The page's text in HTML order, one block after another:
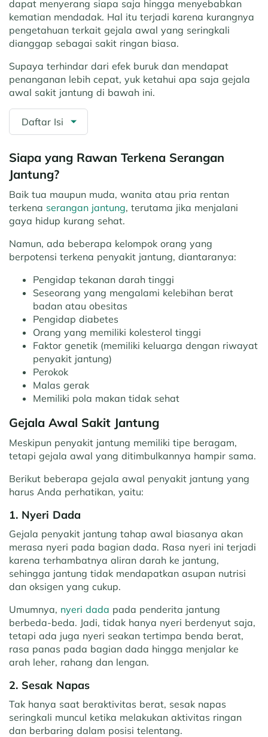
dapat menyerang siapa saja hingga menyebabkan
kematian mendadak. Hal itu terjadi karena kurangnya
pengetahuan terkait gejala awal yang seringkali
dianggap sebagai sakit ringan biasa.
Supaya terhindar dari efek buruk dan mendapat
penanganan lebih cepat, yuk ketahui apa saja gejala
awal sakit jantung di bawah ini.
Daftar Isi
Siapa yang Rawan Terkena Serangan
Jantung?
Baik tua maupun muda, wanita atau pria rentan
terkena serangan jantung, terutama jika menjalani
gaya hidup kurang sehat.
Namun, ada beberapa kelompok orang yang
berpotensi terkena penyakit jantung, diantaranya:
Pengidap tekanan darah tinggi
Seseorang yang mengalami kelebihan berat
badan atau obesitas
Pengidap diabetes
Orang yang memiliki kolesterol tinggi
Faktor genetik (memiliki keluarga dengan riwayat
penyakit jantung)
Perokok
Malas gerak
Memiliki pola makan tidak sehat
Gejala Awal Sakit Jantung
Meskipun penyakit jantung memiliki tipe beragam,
tetapi gejala awal yang ditimbulkannya hampir sama.
Berikut beberapa gejala awal penyakit jantung yang
harus Anda perhatikan, yaitu:
1. Nyeri Dada
Gejala penyakit jantung tahap awal biasanya akan
merasa nyeri pada bagian dada. Rasa nyeri ini terjadi
karena terhambatnya aliran darah ke jantung,
sehingga jantung tidak mendapatkan asupan nutrisi
dan oksigen yang cukup.
Umumnya, nyeri dada pada penderita jantung
berbeda-beda. Jadi, tidak hanya nyeri berdenyut saja,
tetapi ada juga nyeri seakan tertimpa benda berat,
rasa panas pada bagian dada hingga menjalar ke
arah leher, rahang dan lengan.
2. Sesak Napas
Tak hanya saat beraktivitas berat, sesak napas
seringkali muncul ketika melakukan aktivitas ringan
dan berbaring dalam posisi telentang.